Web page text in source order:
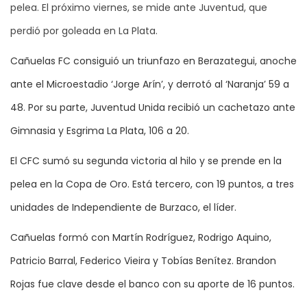
pelea. El próximo viernes, se mide ante Juventud, que
perdió por goleada en La Plata.
Cañuelas FC consiguió un triunfazo en Berazategui, anoche
ante el Microestadio ‘Jorge Arín’, y derrotó al ‘Naranja’ 59 a
48. Por su parte, Juventud Unida recibió un cachetazo ante
Gimnasia y Esgrima La Plata, 106 a 20.
El CFC sumó su segunda victoria al hilo y se prende en la
pelea en la Copa de Oro. Está tercero, con 19 puntos, a tres
unidades de Independiente de Burzaco, el líder.
Cañuelas formó con Martín Rodríguez, Rodrigo Aquino,
Patricio Barral, Federico Vieira y Tobías Benítez. Brandon
Rojas fue clave desde el banco con su aporte de 16 puntos.